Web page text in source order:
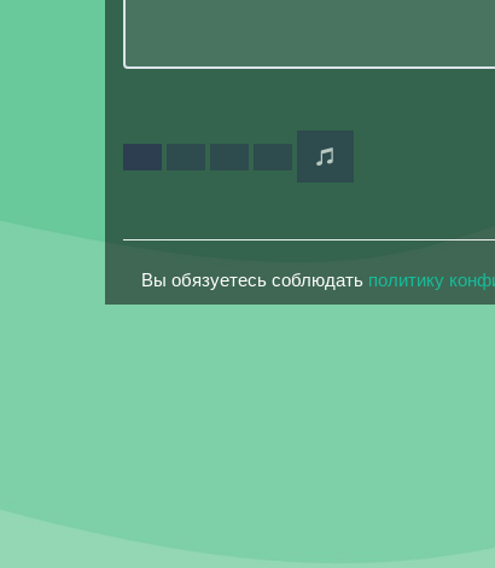
Вы обязуетесь соблюдать политику